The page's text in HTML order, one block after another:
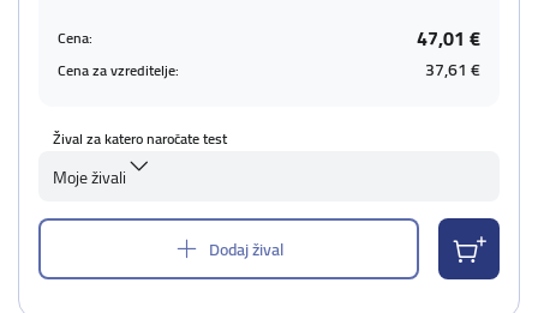
Cena: 47,01 €
Cena za vzreditelje: 37,61 €
Žival za katero naročate test
Moje živali
Dodaj žival